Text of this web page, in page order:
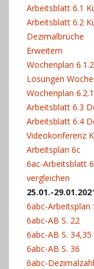
Arbeitsblatt 6.1
Arbeitsblatt 6.2
Dezimalbrüche
Erweitern
Wochenplan 6.1.2
Lösungen
Wochenplan 6.2.1
Arbeitsblatt 6.3
Arbeitsblatt 6.4
Videokonferenz
Arbeitsplan 6c
6ac-Arbeitsblatt
vergleichen
25.01.-
6abc-
6abc-AB S. 22
6abc-AB S. 34,35
6abc-AB S. 36
6abc-